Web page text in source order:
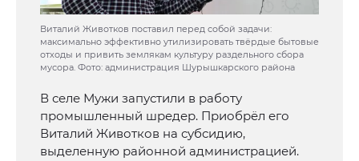
Виталий Животков поставил перед собой задачи:
максимально эффективно утилизировать твёрдые бытовые
отходы и привить землякам культуру раздельного сбора
мусора. Фото: администрация Шурышкарского района
В селе Мужи запустили в работу
промышленный шредер. Приобрёл его
Виталий Животков на субсидию,
выделенную районной администрацией.